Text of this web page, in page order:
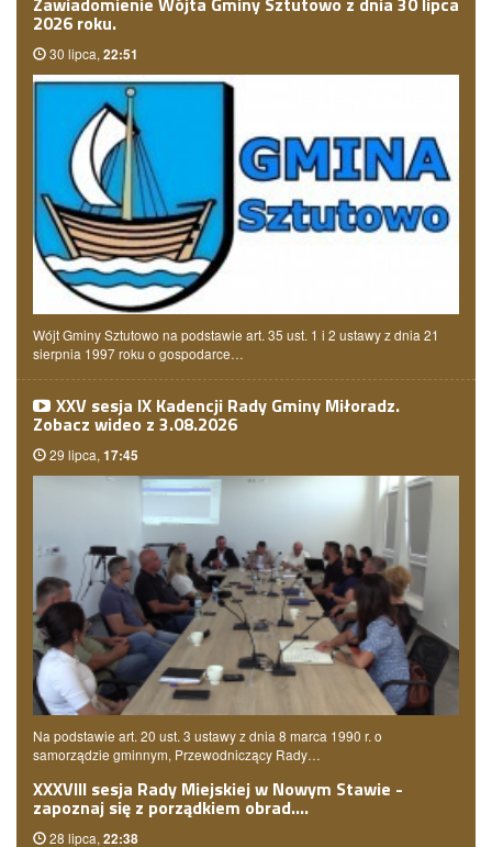
2026 roku.
30 lipca, 22:51
Wójt Gminy Sztutowo na podstawie art. 35 ust. 1 i 2 ustawy z dnia 21
sierpnia 1997 roku o gospodarce…
XXV sesja IX Kadencji Rady Gminy Miłoradz.
Zobacz wideo z 3.08.2026
29 lipca, 17:45
Na podstawie art. 20 ust. 3 ustawy z dnia 8 marca 1990 r. o
samorządzie gminnym, Przewodniczący Rady…
XXXVIII sesja Rady Miejskiej w Nowym Stawie -
zapoznaj się z porządkiem obrad.…
28 lipca, 22:38